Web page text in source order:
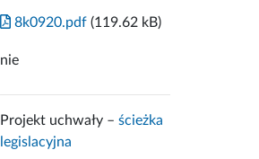
8k0920.pdf (119.62 kB)
nie
Projekt uchwały –ścieżka
legislacyjna